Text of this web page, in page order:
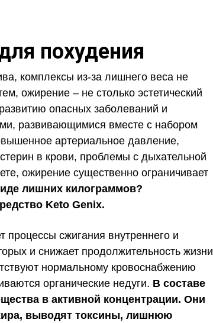
похудения
комплексы из-за лишнего веса не
ожирение – не столько эстетический
опасных заболеваний и
развивающимися вместе с набором
артериальное давление,
в крови, проблемы с дыхательной
ожирение существенно ограничивает
лишних килограммов?
Keto Genix.
процессы сжигания внутреннего и
и снижает продолжительность жизни
нормальному кровоснабжению
органические недуги. В составе
в активной концентрации. Они
выводят токсины, лишнюю